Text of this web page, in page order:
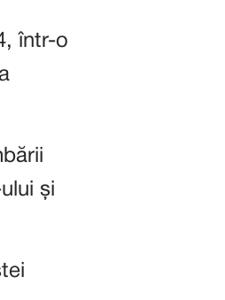
într-o
și